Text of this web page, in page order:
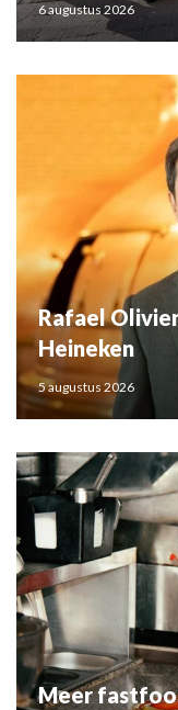
6 augustus 2026
Rafael
Heineken
5 augustus 2026
Meer